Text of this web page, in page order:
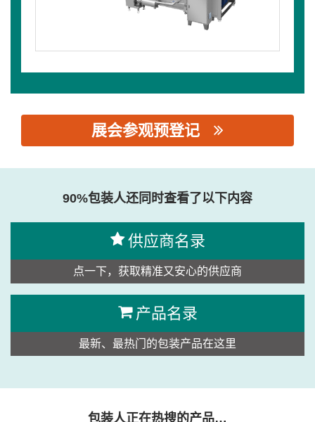
展会参观预登记
90%包装人还同时查看了以下内容
供应商名录
点一下，获取精准又安心的供应商
产品名录
最新、最热门的包装产品在这里
包装人正在热搜的产品…